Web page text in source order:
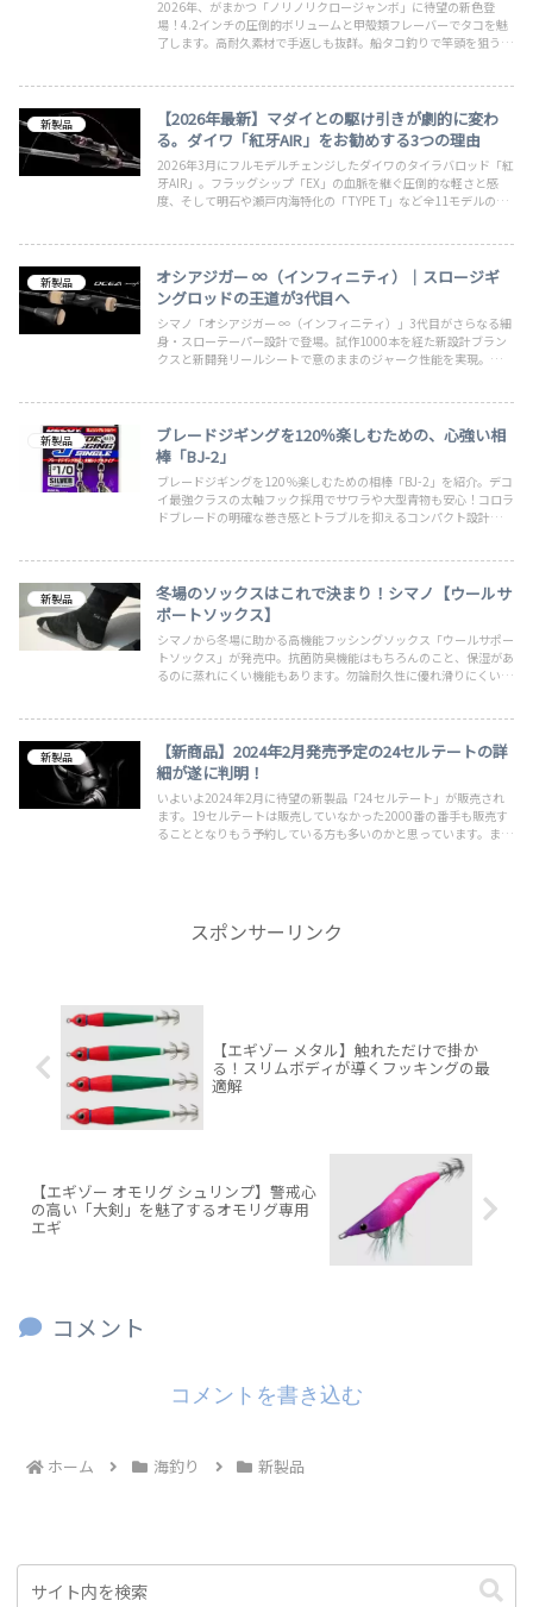
2026年、がまかつ「ノリノリクロージャンボ」に待望の新色登
場！4.2インチの圧倒的ボリュームと甲殻類フレーバーでタコを魅
了します。高耐久素材で手返しも抜群。船タコ釣りで竿頭を狙うた
新製品
【2026年最新】マダイとの駆け引きが劇的に変わ
る。ダイワ「紅牙AIR」をお勧めする3つの理由
2026年3月にフルモデルチェンジしたダイワのタイラバロッド「紅
牙AIR」。フラッグシップ「EX」の血脈を継ぐ圧倒的な軽さと感
度、そして明石や瀬戸内海特化の「TYPE T」など全11モデルの特
新製品
オシアジガー ∞（インフィニティ）｜スロージギ
ングロッドの王道が3代目へ
シマノ「オシアジガー ∞（インフィニティ）」3代目がさらなる細
身・スローテーパー設計で登場。試作1000本を経た新設計ブラン
クスと新開発リールシートで意のままのジャーク性能を実現。イン
新製品
ブレードジギングを120％楽しむための、心強い相
棒「BJ-2」
ブレードジギングを120％楽しむための相棒「BJ-2」を紹介。デコ
イ最強クラスの太軸フック採用でサワラや大型青物も安心！コロラ
ドブレードの明確な巻き感とトラブルを抑えるコンパクト設計が、
新製品
冬場のソックスはこれで決まり！シマノ【ウールサ
ポートソックス】
シマノから冬場に助かる高機能フッシングソックス「ウールサポー
トソックス」が発売中。抗菌防臭機能はもちろんのこと、保湿があ
るのに蒸れにくい機能もあります。勿論耐久性に優れ滑りにくい便
新製品
【新商品】2024年2月発売予定の24セルテートの詳
細が遂に判明！
いよいよ2024年2月に待望の新製品「24セルテート」が販売され
ます。19セルテートは販売していなかった2000番の番手も販売す
ることとなりもう予約している方も多いのかと思っています。また
スポンサーリンク
【エギゾー メタル】触れただけで掛か
る！スリムボディが導くフッキングの最
適解
【エギゾー オモリグ シュリンプ】警戒心
の高い「大剣」を魅了するオモリグ専用
エギ
コメント
コメントを書き込む
ホーム 海釣り 新製品